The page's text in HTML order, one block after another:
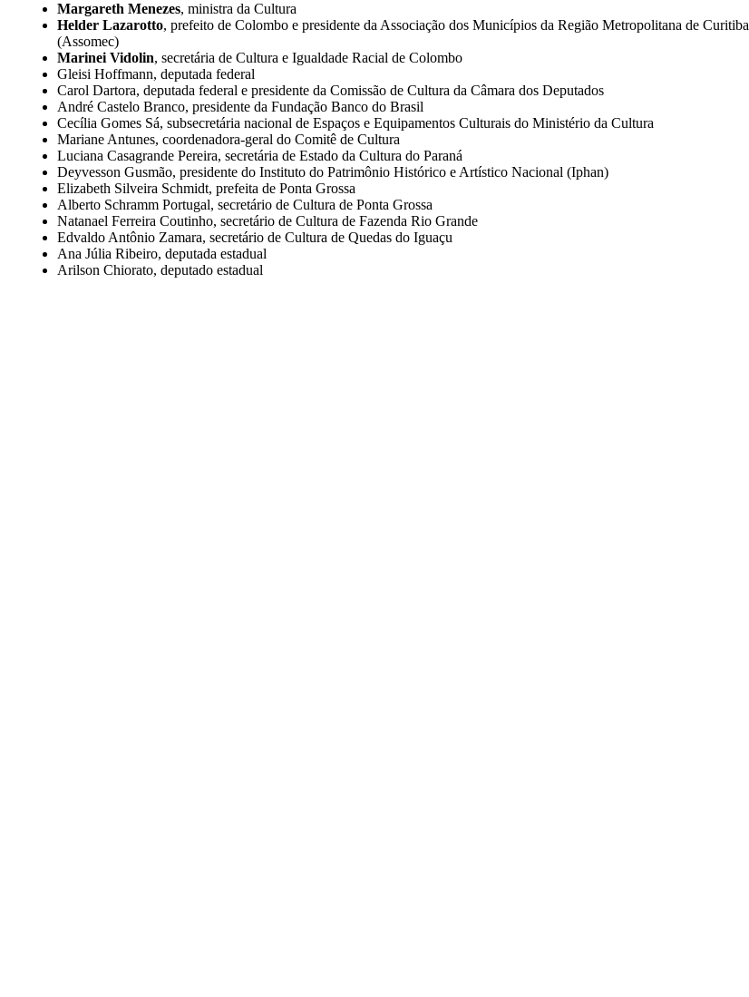
Margareth Menezes, ministra da Cultura
Helder Lazarotto, prefeito de Colombo e presidente da Associação dos Municípios da Região Metropolitana de Curitiba
(Assomec)
Marinei Vidolin, secretária de Cultura e Igualdade Racial de Colombo
Gleisi Hoffmann, deputada federal
Carol Dartora, deputada federal e presidente da Comissão de Cultura da Câmara dos Deputados
André Castelo Branco, presidente da Fundação Banco do Brasil
Cecília Gomes Sá, subsecretária nacional de Espaços e Equipamentos Culturais do Ministério da Cultura
Mariane Antunes, coordenadora-geral do Comitê de Cultura
Luciana Casagrande Pereira, secretária de Estado da Cultura do Paraná
Deyvesson Gusmão, presidente do Instituto do Patrimônio Histórico e Artístico Nacional (Iphan)
Elizabeth Silveira Schmidt, prefeita de Ponta Grossa
Alberto Schramm Portugal, secretário de Cultura de Ponta Grossa
Natanael Ferreira Coutinho, secretário de Cultura de Fazenda Rio Grande
Edvaldo Antônio Zamara, secretário de Cultura de Quedas do Iguaçu
Ana Júlia Ribeiro, deputada estadual
Arilson Chiorato, deputado estadual